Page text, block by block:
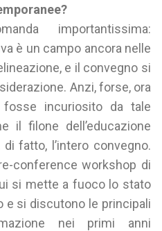
importantissima:
è un campo ancora nelle
e il convegno si
Anzi, forse, ora
incuriosito da tale
il filone dell’educazione
fatto, l’intero convegno.
conference workshop di
si mette a fuoco lo stato
e si discutono le principali
nei primi anni